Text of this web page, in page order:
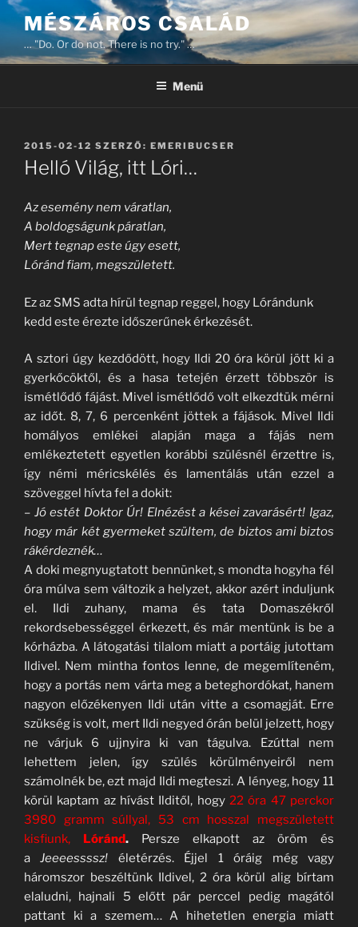
Tartalomhoz
MÉSZÁROS CSALÁD
… "Do. Or do not. There is no try." …
Menü
BEKÜLDVE:
2015-02-12 SZERZŐ: EMERIBUCSER
Helló Világ, itt Lóri…
Az esemény nem váratlan,
A boldogságunk páratlan,
Mert tegnap este úgy esett,
Lóránd fiam, megszületett.
Ez az SMS adta hírül tegnap reggel, hogy Lórándunk
kedd este érezte időszerűnek érkezését.
A sztori úgy kezdődött, hogy Ildi 20 óra körül jött ki a
gyerkőcöktől, és a hasa tetején érzett többször is
ismétlődő fájást. Mivel ismétlődő volt elkezdtük mérni
az időt. 8, 7, 6 percenként jöttek a fájások. Mivel Ildi
homályos emlékei alapján maga a fájás nem
emlékeztetett egyetlen korábbi szülésnél érzettre is,
így némi méricskélés és lamentálás után ezzel a
szöveggel hívta fel a dokit:
– Jó estét Doktor Úr! Elnézést a kései zavarásért! Igaz,
hogy már két gyermeket szültem, de biztos ami biztos
rákérdeznék…
A doki megnyugtatott bennünket, s mondta hogyha fél
óra múlva sem változik a helyzet, akkor azért induljunk
el. Ildi zuhany, mama és tata Domaszékről
rekordsebességgel érkezett, és már mentünk is be a
kórházba. A látogatási tilalom miatt a portáig jutottam
Ildivel. Nem mintha fontos lenne, de megemlíteném,
hogy a portás nem várta meg a beteghordókat, hanem
nagyon előzékenyen Ildi után vitte a csomagját. Erre
szükség is volt, mert Ildi negyed órán belül jelzett, hogy
ne várjuk 6 ujjnyira ki van tágulva. Ezúttal nem
lehettem jelen, így szülés körülményeiről nem
számolnék be, ezt majd Ildi megteszi. A lényeg, hogy 11
körül kaptam az hívást Ilditől, hogy 22 óra 47 perckor
3980 gramm súllyal, 53 cm hosszal megszületett
kisfiunk, Lóránd. Persze elkapott az öröm és
aJeeeessssz! életérzés. Éjjel 1 óráig még vagy
háromszor beszéltünk Ildivel, 2 óra körül alig bírtam
elaludni, hajnali 5 előtt pár perccel pedig magától
pattant ki a szemem… A hihetetlen energia miatt